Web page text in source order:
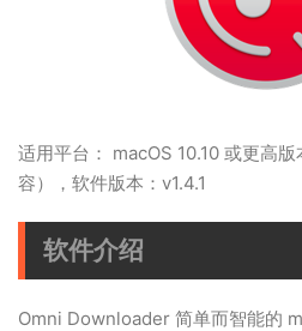
适用平台： macOS 10.10 或更高
容），软件版本：v1.4.1
软件介绍
Omni Downloader 简单而智能的